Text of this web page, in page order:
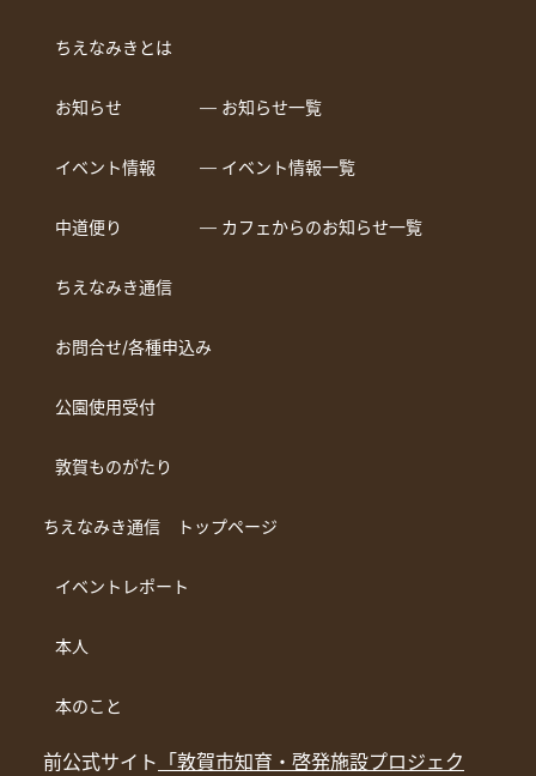
ちえなみきとは
お知らせ ― お知らせ一覧
イベント情報 ― イベント情報一覧
中道便り ― カフェからのお知らせ一覧
ちえなみき通信
お問合せ/各種申込み
公園使用受付
敦賀ものがたり
ちえなみき通信 トップページ
イベントレポート
本人
本のこと
前公式サイト 「敦賀市知育・啓発施設プロジェク